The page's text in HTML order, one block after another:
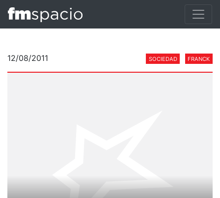
12/08/2011 SOCIEDAD FRANCK